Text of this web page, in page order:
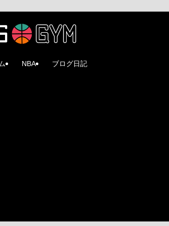
NBA ブログ日記